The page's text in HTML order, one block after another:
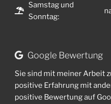
Samstag und
Sonntag:
Google Bewertung
Sie sind mit meiner Arbeit
positive Erfahrung mit
positive Bewertung auf